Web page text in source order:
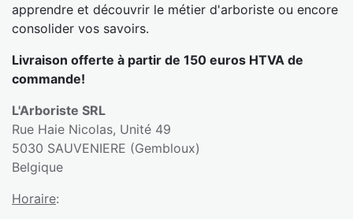
apprendre et découvrir le métier d'arboriste ou encore
consolider vos savoirs.
Livraison offerte à partir de 150 euros HTVA de
commande!
L'Arboriste SRL
Rue Haie Nicolas, Unité 49
5030 SAUVENIERE (Gembloux)
Belgique
Horaire: